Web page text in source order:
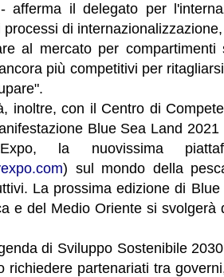
afferma il delegato per
di
al mercato per compartimenti
più competitivi per
inoltre, con il Centro di
Blue Sea Land
la nuovissima
) sul mondo della
La prossima edizione di
e del Medio Oriente si
di Sviluppo Sostenibile
richiedere partenariati tra